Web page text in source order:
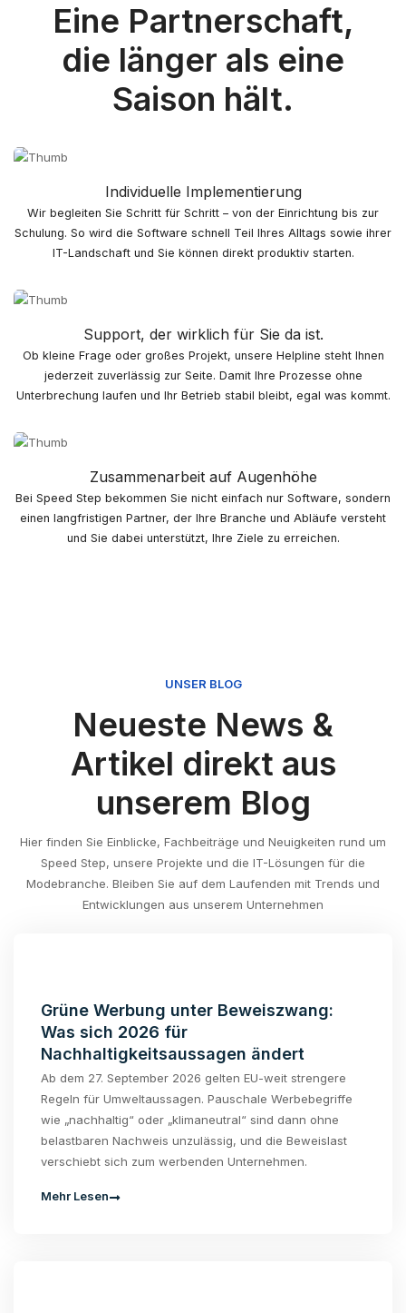
Eine Partnerschaft,
die länger als eine
Saison hält.
Individuelle Implementierung
Wir begleiten Sie Schritt für Schritt – von der Einrichtung bis zur
Schulung. So wird die Software schnell Teil Ihres Alltags sowie ihrer
IT-Landschaft und Sie können direkt produktiv starten.
Support, der wirklich für Sie da ist.
Ob kleine Frage oder großes Projekt, unsere Helpline steht Ihnen
jederzeit zuverlässig zur Seite. Damit Ihre Prozesse ohne
Unterbrechung laufen und Ihr Betrieb stabil bleibt, egal was kommt.
Zusammenarbeit auf Augenhöhe
Bei Speed Step bekommen Sie nicht einfach nur Software, sondern
einen langfristigen Partner, der Ihre Branche und Abläufe versteht
und Sie dabei unterstützt, Ihre Ziele zu erreichen.
UNSER BLOG
Neueste News &
Artikel direkt aus
unserem Blog
Hier finden Sie Einblicke, Fachbeiträge und Neuigkeiten rund um
Speed Step, unsere Projekte und die IT-Lösungen für die
Modebranche. Bleiben Sie auf dem Laufenden mit Trends und
Entwicklungen aus unserem Unternehmen
Grüne Werbung unter Beweiszwang:
Was sich 2026 für
Nachhaltigkeitsaussagen ändert
Ab dem 27. September 2026 gelten EU-weit strengere
Regeln für Umweltaussagen. Pauschale Werbebegriffe
wie „nachhaltig“ oder „klimaneutral“ sind dann ohne
belastbaren Nachweis unzulässig, und die Beweislast
verschiebt sich zum werbenden Unternehmen.
Mehr Lesen